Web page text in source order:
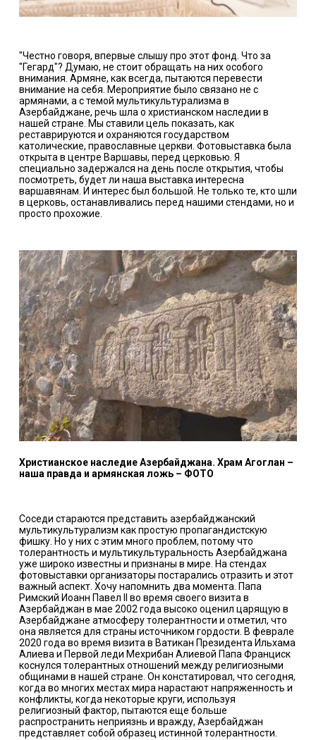
"Честно говоря, впервые слышу про этот фонд. Что за
"Гегард"? Думаю, не стоит обращать на них особого
внимания. Армяне, как всегда, пытаются перевести
внимание на себя. Мероприятие было связано не с
армянами, а с темой мультикультурализма в
Азербайджане, речь шла о христианском наследии в
нашей стране. Мы ставили цель показать, как
реставрируются и охраняются государством
католические, православные церкви. Фотовыставка была
открыта в центре Варшавы, перед церковью. Я
специально задержался на день после открытия, чтобы
посмотреть, будет ли наша выставка интересна
варшавянам. И интерес был большой. Не только те, кто шли
в церковь, останавливались перед нашими стендами, но и
просто прохожие.
Христианское наследие Азербайджана. Храм Агоглан –
наша правда и армянская ложь – ФОТО
Соседи стараются представить азербайджанский
мультикультурализм как простую пропагандистскую
фишку. Но у них с этим много проблем, потому что
толерантность и мультикультуральность Азербайджана
уже широко известны и признаны в мире. На стендах
фотовыставки организаторы постарались отразить и этот
важный аспект. Хочу напомнить два момента. Папа
Римский Иоанн Павел II во время своего визита в
Азербайджан в мае 2002 года высоко оценил царящую в
Азербайджане атмосферу толерантности и отметил, что
она является для страны источником гордости. В феврале
2020 года во время визита в Ватикан Президента Ильхама
Алиева и Первой леди Мехрибан Алиевой Папа Франциск
коснулся толерантных отношений между религиозными
общинами в нашей стране. Он констатировал, что сегодня,
когда во многих местах мира нарастают напряженность и
конфликты, когда некоторые круги, используя
религиозный фактор, пытаются еще больше
распространить неприязнь и вражду, Азербайджан
представляет собой образец истинной толерантности.